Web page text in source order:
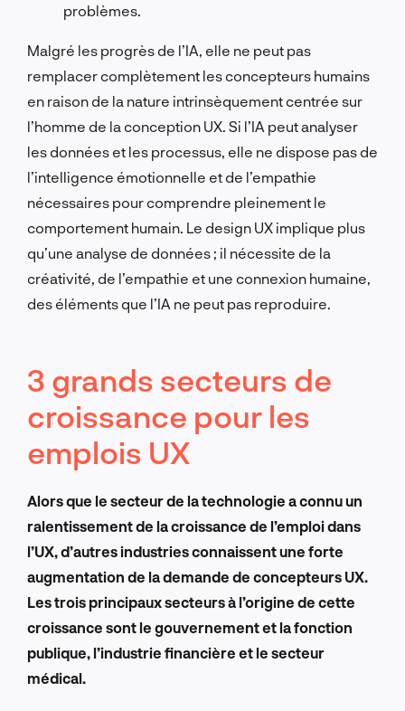
problèmes.
Malgré les progrès de l’IA, elle ne peut pas
remplacer complètement les concepteurs humains
en raison de la nature intrinsèquement centrée sur
l’homme de la conception UX. Si l’IA peut analyser
les données et les processus, elle ne dispose pas de
l’intelligence émotionnelle et de l’empathie
nécessaires pour comprendre pleinement le
comportement humain. Le design UX implique plus
qu’une analyse de données ; il nécessite de la
créativité, de l’empathie et une connexion humaine,
des éléments que l’IA ne peut pas reproduire.
3 grands secteurs de
croissance pour les
emplois UX
Alors que le secteur de la technologie a connu un
ralentissement de la croissance de l’emploi dans
l’UX, d’autres industries connaissent une forte
augmentation de la demande de concepteurs UX.
Les trois principaux secteurs à l’origine de cette
croissance sont le gouvernement et la fonction
publique, l’industrie financière et le secteur
médical.